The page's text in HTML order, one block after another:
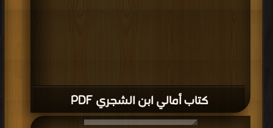
كتاب أمالي ابن الشجري PDF